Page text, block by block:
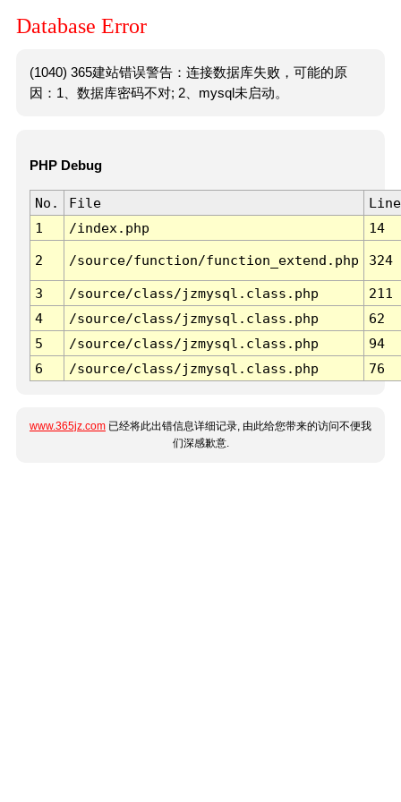
Database Error
(1040) 365建站错误警告：连接数据库失败，可能的原
因：1、数据库密码不对; 2、mysql未启动。
PHP Debug
No. File
Line
1
/index.php 14
2 /source/function/function_extend.php 324
3 /source/class/jzmysql.class.php
211
4
/source/class/jzmysql.class.php
62
5
/source/class/jzmysql.class.php
94
6
/source/class/jzmysql.class.php 76
www.365jz.com 已经将此出错信息详细记录, 由此给您带来的访问不便我
们深感歉意.